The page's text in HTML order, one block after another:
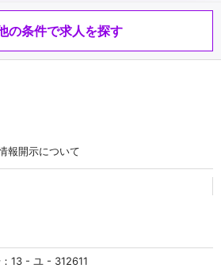
の条件で求人を探す
報開示について
13 - ユ - 312611